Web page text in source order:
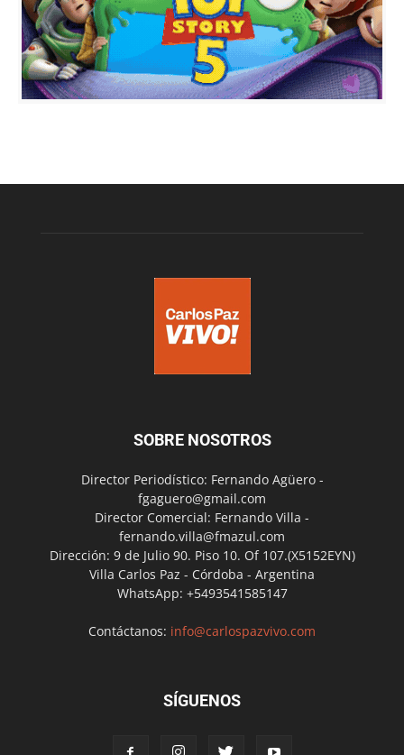
SOBRE NOSOTROS
Director Periodístico: Fernando Agüero -
fgaguero@gmail.com
Director Comercial: Fernando Villa -
fernando.villa@fmazul.com
Dirección: 9 de Julio 90. Piso 10. Of 107.(X5152EYN)
Villa Carlos Paz - Córdoba - Argentina
WhatsApp: +5493541585147
Contáctanos: info@carlospazvivo.com
SÍGUENOS